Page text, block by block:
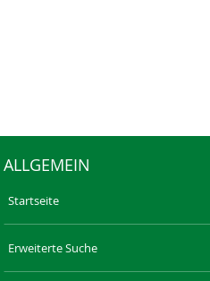
ALLGEMEIN
Startseite
Erweiterte Suche